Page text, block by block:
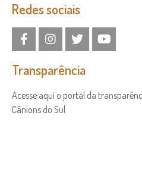
Redes sociais
Transparência
Acesse aqui o portal da
Cânions do Sul